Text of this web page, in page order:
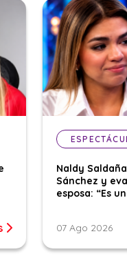
Naldy
Sánchez y
esposa: “Es
07 Ago 2026